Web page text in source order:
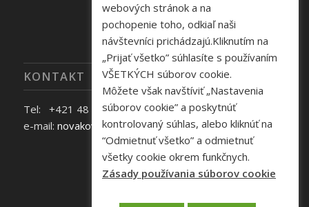
KONTAKT
Tel: +421 48 645 40 35
e-mail: novakova@zelpo.sk
webových stránok a na
pochopenie toho, odkiaľ naši
návštevníci prichádzajú.Kliknutím na
„Prijať všetko” súhlasíte s používaním
VŠETKÝCH súborov cookie.
Môžete však navštíviť „Nastavenia
súborov cookie” a poskytnúť
kontrolovaný súhlas, alebo kliknúť na
“Odmietnuť všetko” a odmietnuť
všetky cookie okrem funkčnych.
Zásady používania súborov cookie